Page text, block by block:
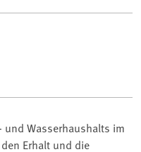
und Wasserhaushalts im
Erhalt und die